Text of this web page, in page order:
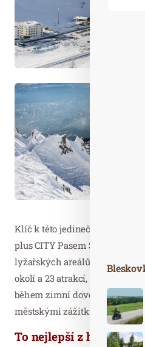
Klíč k této jedinečné
plus CITY Pasem Stubai
lyžařských areálů v tyrolském
okolí a 23 atrakcí, a je tak
během zimní dovolené spojit
městskými zážitky.
To nejlepší z hor …